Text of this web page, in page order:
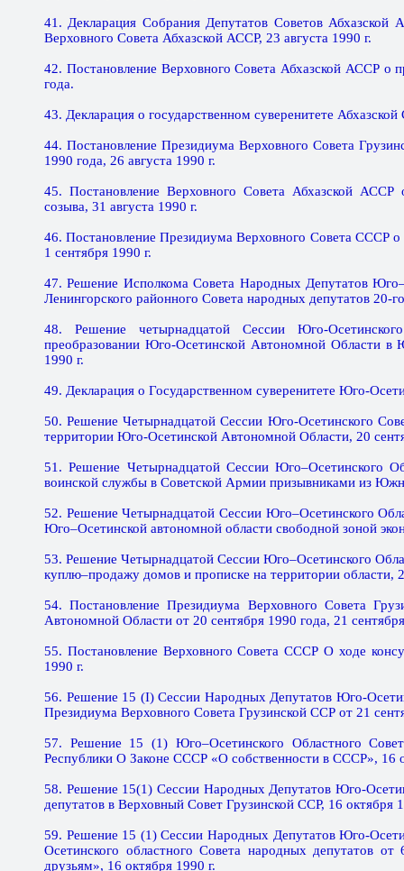
41. Декларация Собрания Депутатов Советов
Верховного Совета Абхазской АССР, 23 августа 1990 г.
42. Постановление Верховного Совета Абхазской АССР о
года.
43. Декларация о государственном суверенитете
44. Постановление Президиума Верховного Совета
1990 года, 26 августа 1990 г.
45. Постановление Верховного Совета Абхазской
созыва, 31 августа 1990 г.
46. Постановление Президиума Верховного Совета СССР о
1 сентября 1990 г.
47. Решение Исполкома Совета Народных Депутатов
Ленингорского районного Совета народных депутатов 20-
48. Решение четырнадцатой Сессии Юго-
преобразовании Юго-Осетинской Автономной Области в
1990 г.
49. Декларация о Государственном суверенитете Юго-
50. Решение Четырнадцатой Сессии Юго-Осетинского
территории Юго-Осетинской Автономной Области, 20
51. Решение Четырнадцатой Сессии Юго–Осетинского
воинской службы в Советской Армии призывниками из
52. Решение Четырнадцатой Сессии Юго–Осетинского
Юго–Осетинской автономной области свободной зоной
53. Решение Четырнадцатой Сессии Юго–Осетинского
куплю–продажу домов и прописке на территории области,
54. Постановление Президиума Верховного Совета
Автономной Области от 20 сентября 1990 года, 21
55. Постановление Верховного Совета СССР О ходе
1990 г.
56. Решение 15 (I) Сессии Народных Депутатов Юго-
Президиума Верховного Совета Грузинской ССР от 21
57. Решение 15 (1) Юго–Осетинского Областного
Республики О Законе СССР «О собственности в СССР», 16
58. Решение 15(1) Сессии Народных Депутатов Юго-
депутатов в Верховный Совет Грузинской ССР, 16 октября
59. Решение 15 (1) Сессии Народных Депутатов Юго-
Осетинского областного Совета народных депутатов
друзьям», 16 октября 1990 г.